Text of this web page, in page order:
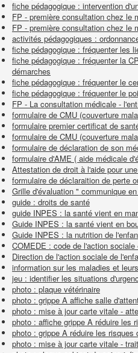
fiche pédagogique : intervention
FP - première consultation chez le
FP - première consultation chez le
activités pédagogiques :
fiche pédagogique : fréquenter les
fiche pédagogique : fréquenter la
démarches
fiche pédagogique : fréquenter le
fiche pédagogique : fréquenter le
FP - La consultation médicale -
formulaire de CMU (couverture
formulaire premier certificat de
formulaire de CMU (couverture
formulaire de déclaration de son
formulaire d'AME ( aide médicale
Attestation de droit à l'aide pour
formulaire de déclaraition de perte
Grille d'évaluation " communique
guide : droits de santé
guide INPES : la santé vient en
Guide INPES : la santé vient en
Guide INPES : la nutrition de
COMEDE : code de l'action
Direction de l'action sociale de
information sur les maladies et
jeu : identifier les situations
photo : plaque vétérinaire
photo : grippe A affiche salle
photo : mise à jour carte vitale -
photo : affiche grippe A réduire les
photo : grippe A réduire les risques
photo : mise à jour carte vitale -